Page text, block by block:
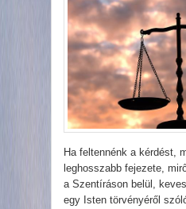
Ha feltennénk a kérdést,
leghosszabb fejezete,
a Szentíráson belül,
egy Isten törvényéről